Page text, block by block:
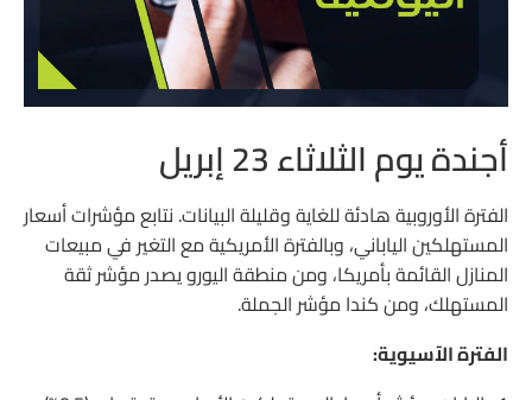
أجندة يوم الثلاثاء 23 إبريل
الفترة الأوروبية هادئة للغاية وقليلة البيانات. نتابع مؤشرات أسعار
المستهلكين الياباني، وبالفترة الأمريكية مع التغير في مبيعات
المنازل القائمة بأمريكا، ومن منطقة اليورو يصدر مؤشر ثقة
المستهلك، ومن كندا مؤشر الجملة.
الفترة الآسيوية: